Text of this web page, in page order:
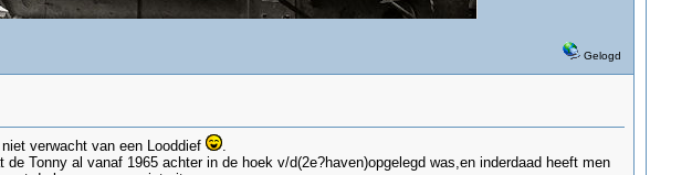
Gelogd
verwacht van een Looddief
.
Tonny al vanaf 1965 achter in de hoek v/d(2e?haven)opgelegd was,en inderdaad heeft men